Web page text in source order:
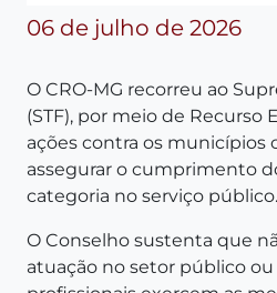
06 de julho de 2026
O CRO-MG recorreu ao
(STF), por meio de Recurso
ações contra os municípios
assegurar o cumprimento
categoria no serviço público.
O Conselho sustenta que
atuação no setor público